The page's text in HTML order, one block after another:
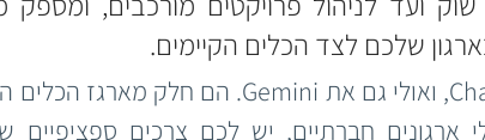
שלכם לצד הכלים הקיימים.